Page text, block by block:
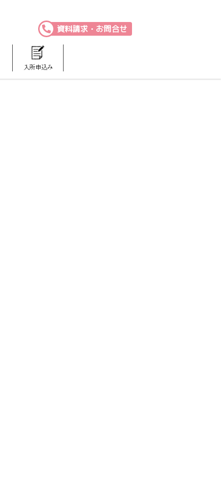
入所申込み
資料請求・お問合せ